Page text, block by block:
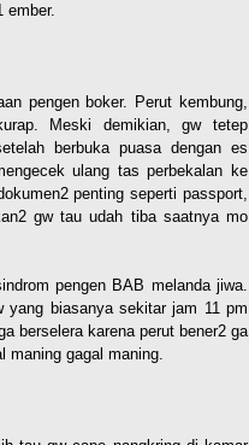
ember.
pengen boker. Perut kembung,
Meski demikian, gw tetep
berbuka puasa dengan es
ulang tas perbekalan ke
penting seperti passport,
gw tau udah tiba saatnya mo
pengen BAB melanda jiwa.
yang biasanya sekitar jam 11 pm
berselera karena perut bener2 ga
maning gagal maning.